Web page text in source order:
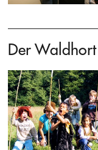
Der Waldhort